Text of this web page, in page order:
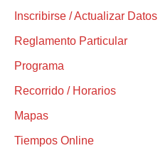
Inscribirse / Actualizar Datos
Reglamento Particular
Programa
Recorrido / Horarios
Mapas
Tiempos Online